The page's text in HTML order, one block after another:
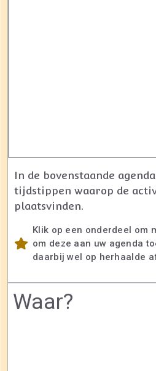
In de bovenstaande
tijdstippen waarop de
plaatsvinden.
Klik op een onderdeel om
om deze aan uw agenda
daarbij wel op herhaalde
Waar?